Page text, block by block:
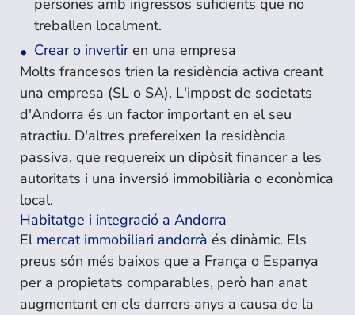
persones amb ingressos suficients que no
treballen localment.
Crear o invertiren una empresa
Molts francesos trien la residència activa creant
una empresa (SL o SA). L'impost de societats
d'Andorra és un factor important en el seu
atractiu. D'altres prefereixen la residència
passiva, que requereix un dipòsit financer a les
autoritats i una inversió immobiliària o econòmica
local.
Habitatge i integració a Andorra
El mercat immobiliari andorrà és dinàmic. Els
preus són més baixos que a França o Espanya
per a propietats comparables, però han anat
augmentant en els darrers anys a causa de la